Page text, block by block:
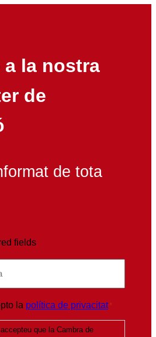
a la nostra
de
de tota
fields
la política de privacitat *
que la Cambra de